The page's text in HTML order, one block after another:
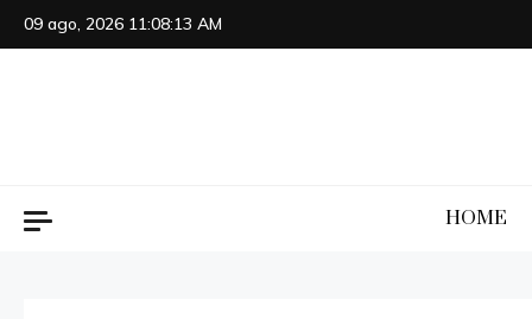
Skip
to
09 ago, 2026 11:08:13 AM
HOME